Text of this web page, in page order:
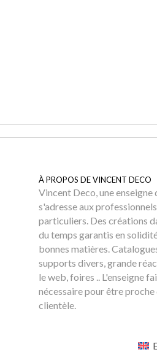
À PROPOS DE VINCENT DECO
Vincent Deco, une enseigne
s'adresse aux
particuliers. Des créations
du temps garantis en
bonnes matières.
supports divers, grande
le web, foires .. L'enseigne
nécessaire pour être proche
clientèle.